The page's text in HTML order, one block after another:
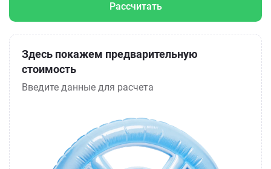
Рассчитать
Здесь покажем предварительную
стоимость
Введите данные для расчета